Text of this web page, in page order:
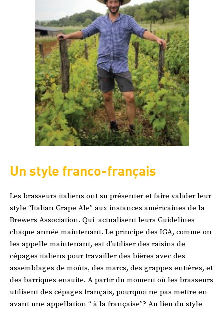
Un style franco-français
Les brasseurs italiens ont su présenter et faire valider leur
style “Italian Grape Ale” aux instances américaines de la
Brewers Association. Qui actualisent leurs Guidelines
chaque année maintenant. Le principe des IGA, comme on
les appelle maintenant, est d’utiliser des raisins de
cépages italiens pour travailler des bières avec des
assemblages de moûts, des marcs, des grappes entières, et
des barriques ensuite. A partir du moment où les brasseurs
utilisent des cépages français, pourquoi ne pas mettre en
avant une appellation “ à la française”? Au lieu du style